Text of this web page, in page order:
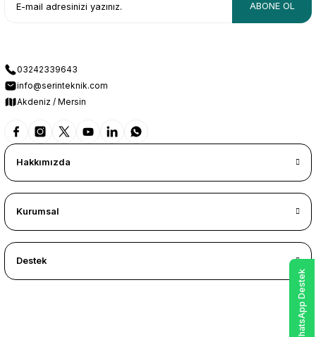
ABONE OL
03242339643
info@serinteknik.com
Akdeniz / Mersin
Hakkımızda
Kurumsal
Destek
WhatsApp Destek